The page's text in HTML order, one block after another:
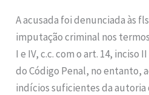
A acusada foi denunciada às
imputação criminal nos
I e IV, c.c. com o art. 14, inciso
do Código Penal, no entanto,
indícios suficientes da